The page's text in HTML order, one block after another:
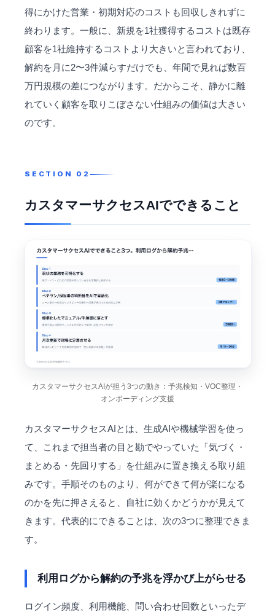
得にかけた営業・初期対応のコストも回収しきれずに
終わります。一般に、新規を1社獲得するコストは既存
顧客を1社維持するコストより大きいと言われており、
解約を月に2〜3件減らすだけでも、年間で見れば数百
万円規模の差につながります。だからこそ、静かに離
れていく顧客を取りこぼさない仕組みの価値は大きい
のです。
カスタマーサクセスAIでできること
カスタマーサクセスAIが担う3つの動き：予兆検知・VOC整理・
オンボーディング支援
カスタマーサクセスAIとは、生成AIや機械学習を使っ
て、これまで担当者の目と勘でやっていた「気づく・
まとめる・先回りする」を仕組みに置き換える取り組
みです。手順そのものより、何ができて何が楽になる
のかを先に押さえると、自社に効くかどうかが見えて
きます。代表的にできることは、次の3つに整理できま
す。
利用ログから解約の予兆を浮かび上がらせる
ログイン頻度、利用機能、問い合わせ回数といったデ